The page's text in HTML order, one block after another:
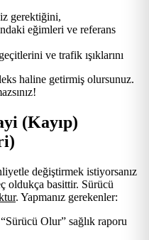
gerektiğini,
eğimleri ve referans
ve trafik ışıklarını
haline getirmiş olursunuz.
(Kayıp)
değiştirmek istiyorsanız
oldukça basittir. Sürücü
. Yapmanız gerekenler:
Olur” sağlık raporu